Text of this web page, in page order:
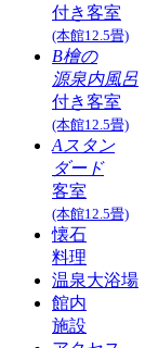
付き客室
(本館12.5畳)
B檜の
源泉内風呂
付き客室
(本館12.5畳)
Aスタン
ダード
客室
(本館12.5畳)
懐石
料理
温泉大浴場
館内
施設